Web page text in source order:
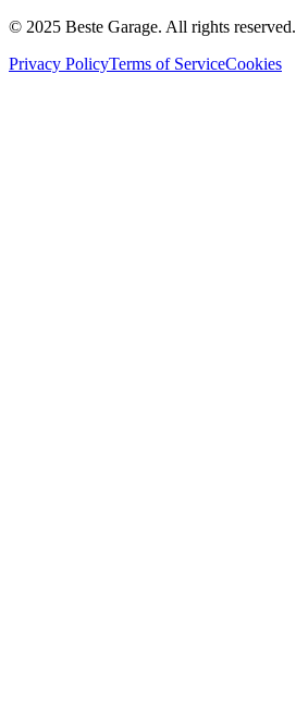
© 2025 Beste Garage. All rights reserved.
Privacy PolicyTerms of ServiceCookies